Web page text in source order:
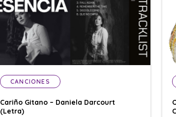
CANCIONES
Cariño Gitano – Daniela Darcourt
(Letra)